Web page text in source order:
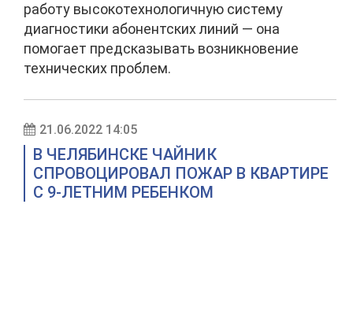
работу высокотехнологичную систему
диагностики абонентских линий — она
помогает предсказывать возникновение
технических проблем.
21.06.2022 14:05
В ЧЕЛЯБИНСКЕ ЧАЙНИК
СПРОВОЦИРОВАЛ ПОЖАР В КВАРТИРЕ
С 9-ЛЕТНИМ РЕБЕНКОМ